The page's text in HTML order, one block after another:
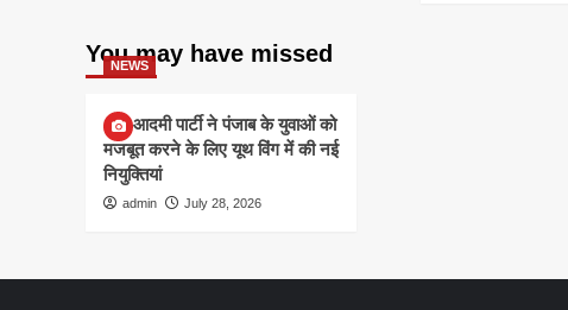
You may have missed
NEWS
आम आदमी पार्टी ने पंजाब के युवाओं को
मजबूत करने के लिए यूथ विंग में की नई
नियुक्तियां
admin July 28, 2026